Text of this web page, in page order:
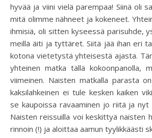
hyvää ja viini vielä parempaa! Siinä oli
mitä olimme nähneet ja kokeneet.
ihmisiä, oli sitten kyseessä parisuhde,
meillä äiti ja tyttäret. Siitä jää ihan eri
kotona vietetystä yhteisestä ajasta.
yhteinen matka tällä kokoonpanolla,
viimeinen. Naisten matkalla parasta
kaksilahkeinen ei tule kesken kaiken
se kaupoissa ravaaminen jo riitä ja
Naisten reissuilla voi keskittyä naisten
rinnoin (!) ja aloittaa aamun tyylikkäästi